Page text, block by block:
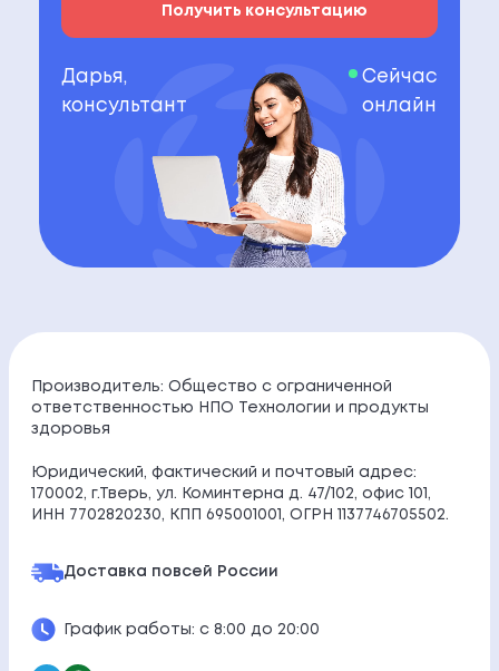
Получить консультацию
Дарья,
консультант
Сейчас
онлайн
Производитель: Общество с ограниченной
ответственностью НПО Технологии и продукты
здоровья
Юридический, фактический и почтовый адрес:
170002, г.Тверь, ул. Коминтерна д. 47/102, офис 101,
ИНН 7702820230, КПП 695001001, ОГРН 1137746705502.
Доставка повсей России
График работы: с 8:00 до 20:00